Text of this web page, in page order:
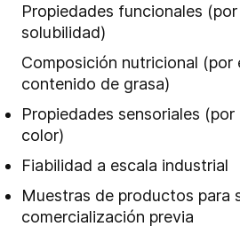
Propiedades funcionales
solubilidad)
Composición nutricional (por
contenido de grasa)
Propiedades sensoriales (por
color)
Fiabilidad a escala industrial
Muestras de productos para
comercialización previa